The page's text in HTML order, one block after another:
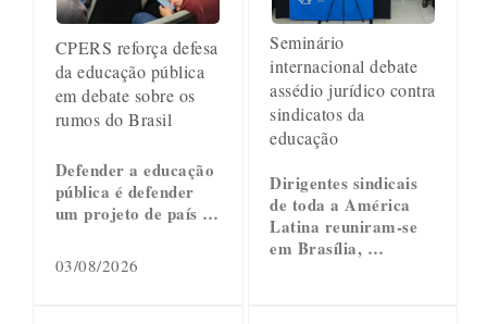
CPERS reforça defesa
da educação pública
em debate sobre os
rumos do Brasil
Defender a educação
pública é defender
um projeto de país …
03/08/2026
Seminário
internacional debate
assédio jurídico contra
sindicatos da
educação
Dirigentes sindicais
de toda a América
Latina reuniram-se
em Brasília, …